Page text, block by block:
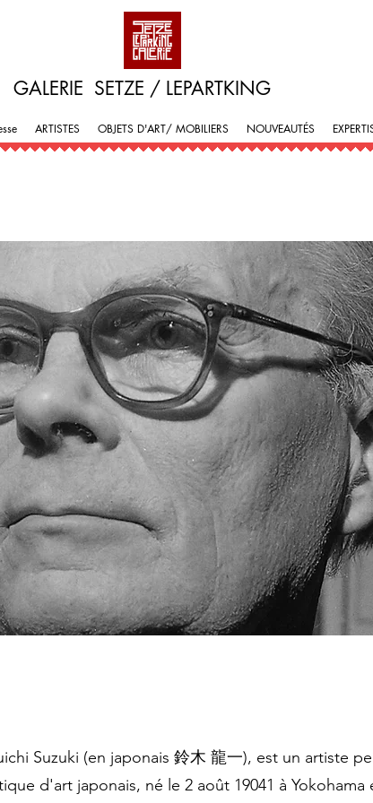
ARTISTES OBJETS D'ART/ MOBILIERS NOUVEAUTÉS
GALERIE SETZE / LEPARTKING
Suzuki (en japonais 鈴木 龍一), est un artiste
d'art japonais, né le 2 août 19041 à Yokohama